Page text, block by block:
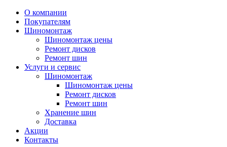
О компании
Покупателям
Шиномонтаж
Шиномонтаж цены
Ремонт дисков
Ремонт шин
Услуги и сервис
Шиномонтаж
Шиномонтаж цены
Ремонт дисков
Ремонт шин
Хранение шин
Доставка
Акции
Контакты